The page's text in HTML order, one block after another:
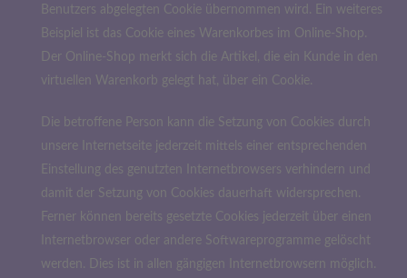
Benutzers abgelegten Cookie übernommen wird. Ein weiteres
Beispiel ist das Cookie eines Warenkorbes im Online-Shop.
Der Online-Shop merkt sich die Artikel, die ein Kunde in den
virtuellen Warenkorb gelegt hat, über ein Cookie.
Die betroffene Person kann die Setzung von Cookies durch
unsere Internetseite jederzeit mittels einer entsprechenden
Einstellung des genutzten Internetbrowsers verhindern und
damit der Setzung von Cookies dauerhaft widersprechen.
Ferner können bereits gesetzte Cookies jederzeit über einen
Internetbrowser oder andere Softwareprogramme gelöscht
werden. Dies ist in allen gängigen Internetbrowsern möglich.